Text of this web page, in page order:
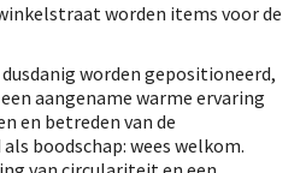
worden items voor de
worden gepositioneerd,
aangename warme ervaring
en betreden van de
boodschap: wees welkom.